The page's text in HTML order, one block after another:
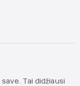
Tai didžiausi